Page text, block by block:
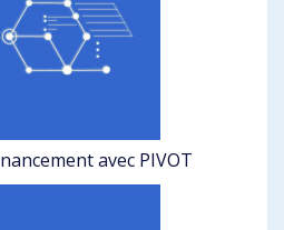
avec PIVOT